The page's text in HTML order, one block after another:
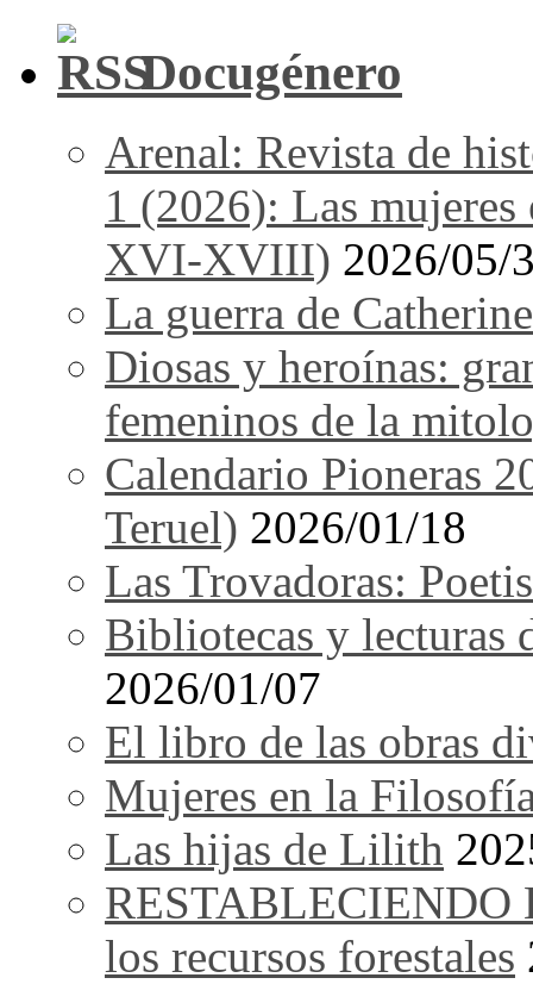
Docugénero
Arenal: Revista de
1 (2026): Las
XVI-XVIII) 2026/05/
La guerra de Catherine
Diosas y heroínas:
femeninos de la
Calendario Pioneras
Teruel) 2026/01/18
Las Trovadoras:
Bibliotecas y lecturas
2026/01/07
El libro de las obras
Mujeres en la
Las hijas de Lilith
RESTABLECIENDO
los recursos forestales